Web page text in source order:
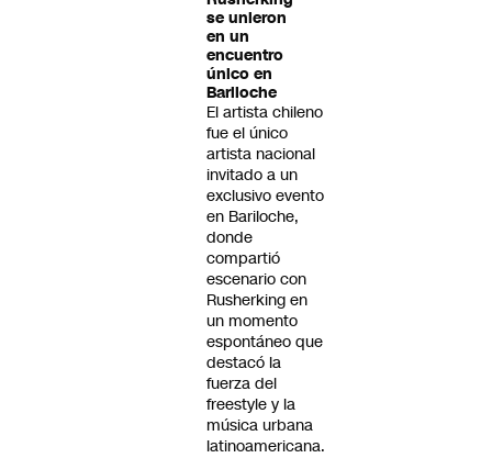
se unieron
en un
encuentro
único en
Bariloche
El artista chileno
fue el único
artista nacional
invitado a un
exclusivo evento
en Bariloche,
donde
compartió
escenario con
Rusherking en
un momento
espontáneo que
destacó la
fuerza del
freestyle y la
música urbana
latinoamericana.